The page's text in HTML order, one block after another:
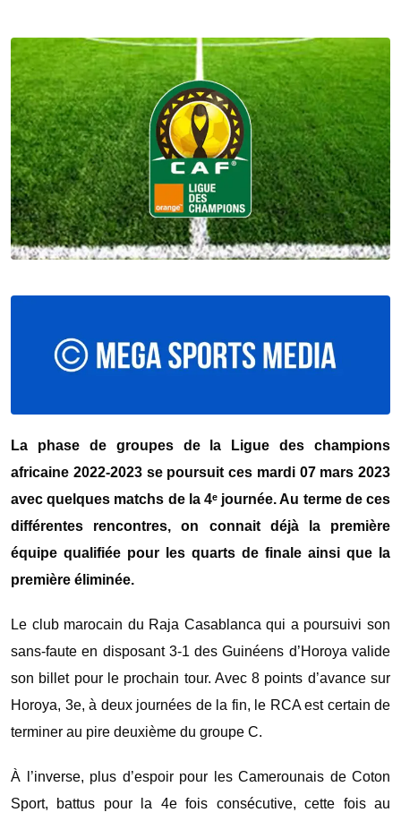
La phase de groupes de la Ligue des champions
africaine 2022-2023 se poursuit ces mardi 07 mars 2023
avec quelques matchs de la 4ᵉ journée. Au terme de ces
différentes rencontres, on connait déjà la première
équipe qualifiée pour les quarts de finale ainsi que la
première éliminée.
Le club marocain du Raja Casablanca qui a poursuivi son
sans-faute en disposant 3-1 des Guinéens d’Horoya valide
son billet pour le prochain tour. Avec 8 points d’avance sur
Horoya, 3e, à deux journées de la fin, le RCA est certain de
terminer au pire deuxième du groupe C.
À l’inverse, plus d’espoir pour les Camerounais de Coton
Sport, battus pour la 4e fois consécutive, cette fois au